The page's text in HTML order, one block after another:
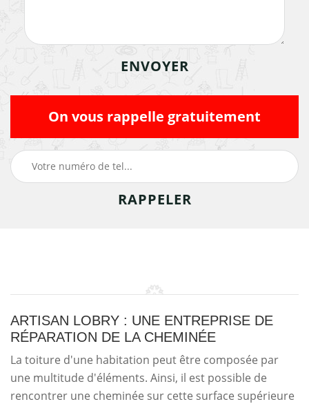
On vous rappelle gratuitement
ARTISAN LOBRY : UNE ENTREPRISE DE
RÉPARATION DE LA CHEMINÉE
La toiture d'une habitation peut être composée par
une multitude d'éléments. Ainsi, il est possible de
rencontrer une cheminée sur cette surface supérieure